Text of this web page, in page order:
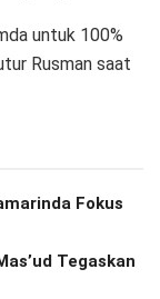
untuk 100%
Rusman saat
Fokus
Tegaskan